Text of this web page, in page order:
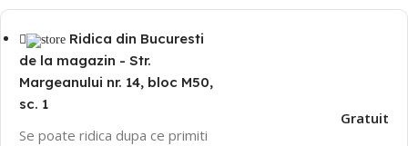
Ridica din Bucuresti
de la magazin - Str.
Margeanului nr. 14, bloc M50,
sc. 1
Se poate ridica dupa ce primiti
Gratuit